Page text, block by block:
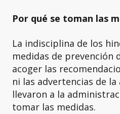
Por qué se toman las
La indisciplina de los
medidas de prevención
acoger las
ni las advertencias de
llevaron a la
tomar las medidas.